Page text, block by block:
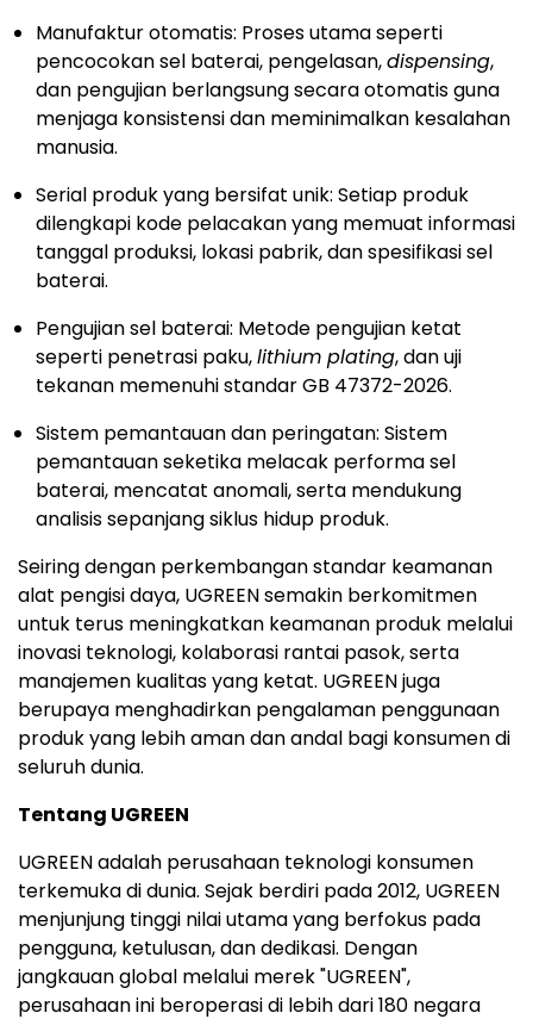
Manufaktur otomatis: Proses utama seperti
pencocokan sel baterai, pengelasan,dispensing,
dan pengujian berlangsung secara otomatis guna
menjaga konsistensi dan meminimalkan kesalahan
manusia.
Serial produk yang bersifat unik: Setiap produk
dilengkapi kode pelacakan yang memuat informasi
tanggal produksi, lokasi pabrik, dan spesifikasi sel
baterai.
Pengujian sel baterai: Metode pengujian ketat
seperti penetrasi paku,lithium plating, dan uji
tekanan memenuhi standar GB 47372-2026.
Sistem pemantauan dan peringatan: Sistem
pemantauan seketika melacak performa sel
baterai, mencatat anomali, serta mendukung
analisis sepanjang siklus hidup produk.
Seiring dengan perkembangan standar keamanan
alat pengisi daya, UGREEN semakin berkomitmen
untuk terus meningkatkan keamanan produk melalui
inovasi teknologi, kolaborasi rantai pasok, serta
manajemen kualitas yang ketat. UGREEN juga
berupaya menghadirkan pengalaman penggunaan
produk yang lebih aman dan andal bagi konsumen di
seluruh dunia.
Tentang UGREEN
UGREEN adalah perusahaan teknologi konsumen
terkemuka di dunia. Sejak berdiri pada 2012, UGREEN
menjunjung tinggi nilai utama yang berfokus pada
pengguna, ketulusan, dan dedikasi. Dengan
jangkauan global melalui merek "UGREEN",
perusahaan ini beroperasi di lebih dari 180 negara